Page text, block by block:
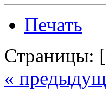
Печать
Страницы: [
«